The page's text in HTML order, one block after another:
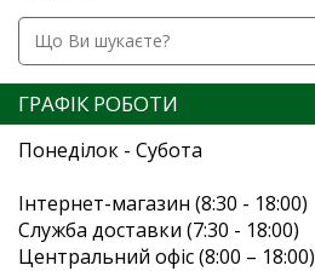
ГРАФІК РОБОТИ
Понеділок - Субота
Інтернет-магазин (8:30 - 18:00)
Служба доставки (7:30 - 18:00)
Центральний офіс (8:00 – 18:00)